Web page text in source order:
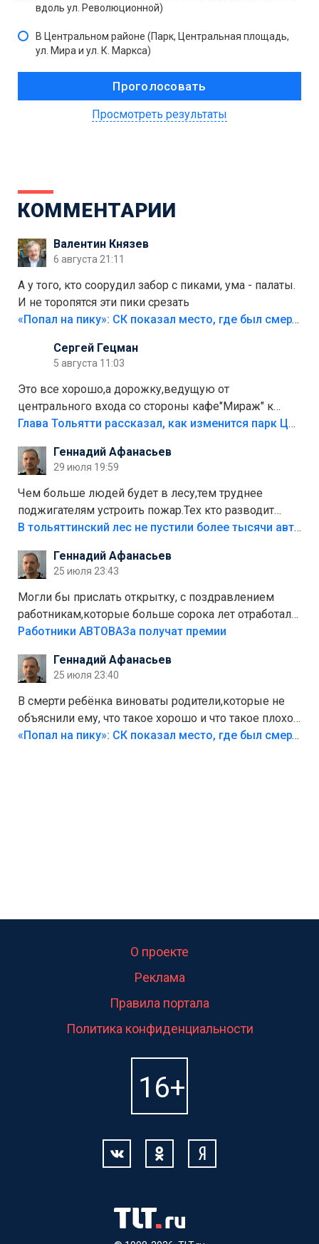
вдоль ул. Революционной)
В Центральном районе (Парк, Центральная площадь,
ул. Мира и ул. К. Маркса)
Просмотреть результаты
КОММЕНТАРИИ
Валентин Князев
6 августа 21:11
А у того, кто соорудил забор с пиками, ума - палаты.
И не торопятся эти пики срезать
«Попал на пику»: СК показал место, где был смертельно травмирован ребенок в Тольятти
Сергей Гецман
5 августа 11:03
Это все хорошо,а дорожку,ведущую от
центрального входа со стороны кафе"Мираж" к
аттракционам слабо доделать?А то бордюры
лежала в парке и испортилась.Да еще,видимо,часть
украли.
Глава Тольятти рассказал, как изменится парк Центрального района
Геннадий Афанасьев
29 июля 19:59
Чем больше людей будет в лесу,тем труднее
поджигателям устроить пожар.Тех кто разводит
костры,тех надо безбожно штрафовать.Камер полно
Штрафы мизерные.
В тольяттинский лес не пустили более тысячи автомобилей
Геннадий Афанасьев
25 июля 23:43
Могли бы прислать открытку, с поздравлением
работникам,которые больше сорока лет отработали
на предприятии.
Работники АВТОВАЗа получат премии
Геннадий Афанасьев
25 июля 23:40
В смерти ребёнка виноваты родители,которые не
объяснили ему, что такое хорошо и что такое плохо!
Лезть через такой забор,верх безумия,есть же
«Попал на пику»: СК показал место, где был смертельно травмирован ребенок в Тольятти
О проекте
Реклама
Правила портала
Политика конфиденциальности